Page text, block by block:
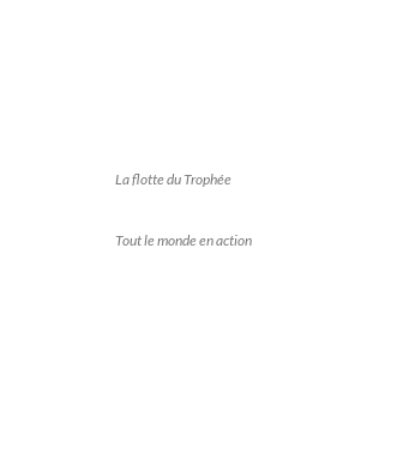
La flotte du Trophée
Tout le monde en action